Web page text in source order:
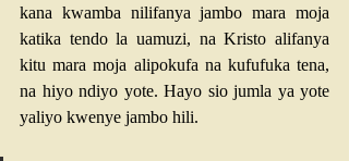
kana kwamba nilifanya jambo mara moja
katika tendo la uamuzi, na Kristo alifanya
kitu mara moja alipokufa na kufufuka tena,
na hiyo ndiyo yote. Hayo sio jumla ya yote
yaliyo kwenye jambo hili.